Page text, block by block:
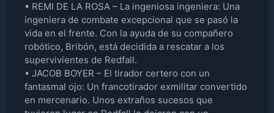
• REMI DE LA ROSA – La ingeniosa ingeniera: Una
ingeniera de combate excepcional que se pasó la
vida en el frente. Con la ayuda de su compañero
robótico, Bribón, está decidida a rescatar a los
supervivientes de Redfall.
• JACOB BOYER – El tirador certero con un
fantasmal ojo: Un francotirador exmilitar convertido
en mercenario. Unos extraños sucesos que